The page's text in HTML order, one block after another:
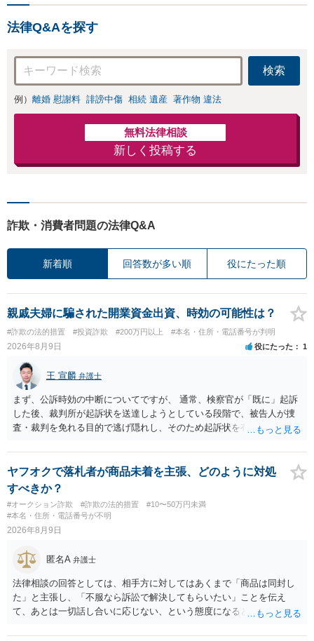
法律Q&Aを探す
検索
例） 離婚 慰謝料 誹謗中傷 相続 遺産 著作物 違法
無料法律相談
新しく投稿する
詐欺・消費者問題の法律Q&A
新着順 回答数が多い順 役にたった順
親戚夫婦に騙された開業資金出資、時効の可能性は？
#詐欺の法的措置 #投資詐欺 #200万円以上 #本名・住所・電話番号が判明
2026年8月9日 役にたった 1
王 宣麟 弁護士
まず、公訴時効の中断についてですが、 通常、検察官が「既に」起訴
した後、裁判所が起訴状を送達しようとしている段階で、被告人が捜
査・裁判を免れる目的で逃げ隠れし、そのため起訴状を有効に送達で
この規定によって時効が停止するわけではありません。 その意味で
は、刑事事件化するという部分ではややハードルが高いように見受け
られます。 他方で、相手方の住所等が特定できているのであれば、民
事事件として、損害賠償請求や貸金返還請求等により、裁判所を通じ
て返金を求める方法も考えられますが、結局は相手方に資力があるか
否かにより結論が分かれます。
ヤフオクで落札者が商品未着を主張、どのように対処
すべきか？
#オークション詐欺 #詐欺の法的措置
#10〜50万円未満
#本名・住所・電話番号が不明
2026年8月9日
匿名A 弁護士
法律相談の回答としては、相手方に対してはあくまで「商品は同封し
た」と主張し、「不服なら訴訟で解決してもらいたい」ことを伝え
て、あとは一切話し合いに応じない、という態度になると思います。
可能性もありますが、「返金は絶対にしたくありません」ということ